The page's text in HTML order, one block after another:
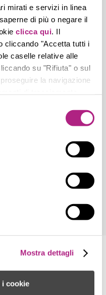
mirati e servizi in linea
di più o negare il
clicca qui. Il
cliccando "Accetta tutti i
caselle relative alle
su "Rifiuta" o sul
la navigazione
Mostra dettagli
cookie